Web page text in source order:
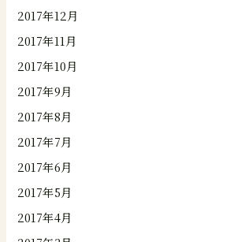
2017年12月
2017年11月
2017年10月
2017年9月
2017年8月
2017年7月
2017年6月
2017年5月
2017年4月